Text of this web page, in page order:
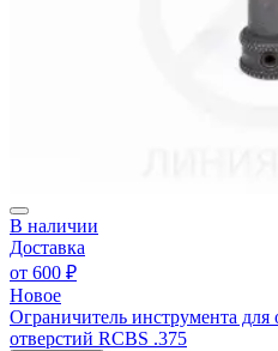
В наличии
Доставка
от 600 ₽
Новое
Ограничитель инструмента для
отверстий RCBS .375